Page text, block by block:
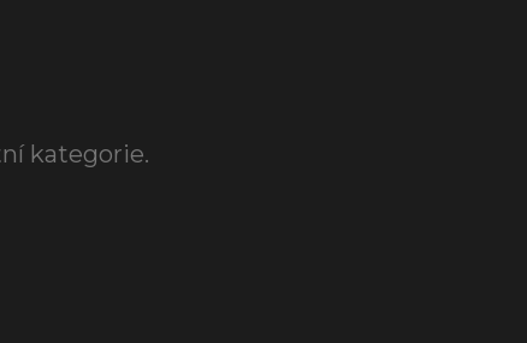
kategorie.